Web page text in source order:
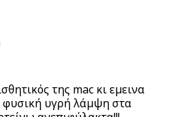
της mac κι εμεινα
φυσική υγρή λάμψη στα